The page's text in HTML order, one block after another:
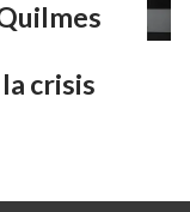
crisis